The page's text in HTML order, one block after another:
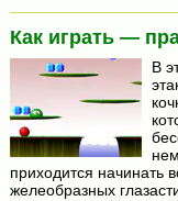
Как играть —
В
приходится начинать
желеобразных